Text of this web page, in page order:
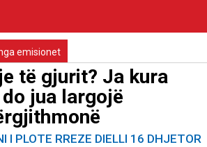
emisionet
të gjurit? Ja kura
jua largojë
I PLOTE RREZE DIELLI 16 DHJETOR